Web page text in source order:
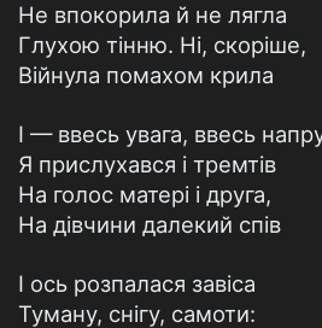
Не впокорила й не лягла
Глухою тінню. Ні, скоріше,
Війнула помахом крила
І — ввесь увага, ввесь
Я прислухався і тремтів
На голос матері і друга,
На дівчини далекий спів
І ось розпалася завіса
Туману, снігу, самоти: